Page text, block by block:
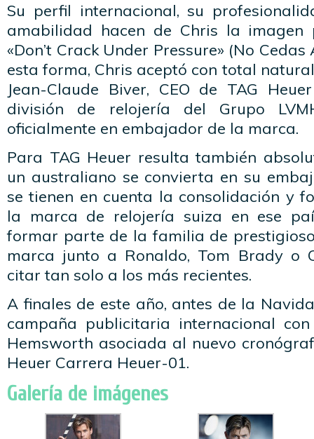
Su perfil internacional, su
amabilidad hacen de Chris la imagen
«Don’t Crack Under Pressure» (No
esta forma, Chris aceptó con total
Jean-Claude Biver, CEO de TAG
división de relojería del Grupo
oficialmente en embajador de la marca.
Para TAG Heuer resulta también
un australiano se convierta en su
se tienen en cuenta la consolidación y
la marca de relojería suiza en ese
formar parte de la familia de
marca junto a Ronaldo, Tom Brady o
citar tan solo a los más recientes.
A finales de este año, antes de la
campaña publicitaria internacional
Hemsworth asociada al nuevo
Heuer Carrera Heuer-01.
Galería de imágenes